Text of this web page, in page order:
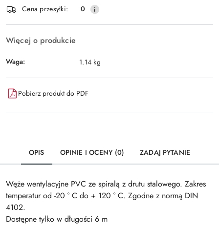
Wyślij
dostawa
Cena przesyłki:
0
Więcej o produkcie
Waga: 1.14 kg
Pobierz produkt do PDF
OPIS OPINIE I OCENY (0) ZADAJ PYTANIE
Węże wentylacyjne PVC ze spiralą z drutu stalowego. Zakres
temperatur od -20 ° C do + 120 ° C. Zgodne z normą DIN
4102.
Dostępne tylko w długości 6 m